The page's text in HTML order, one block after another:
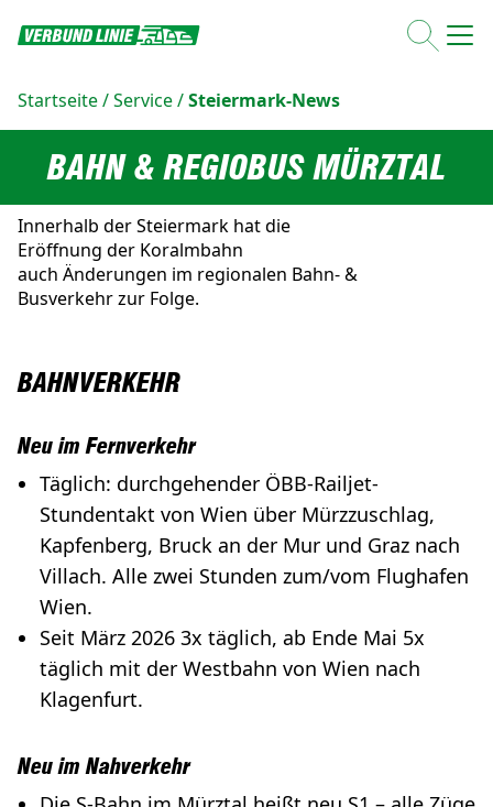
Startseite/Service/Steiermark-News
BAHN & REGIOBUS MÜRZTAL
Innerhalb der Steiermark hat die
Eröffnung der Koralmbahn
auch Änderungen im regionalen Bahn- &
Busverkehr zur Folge.
BAHNVERKEHR
Neu im Fernverkehr
Täglich: durchgehender ÖBB-Railjet-
Stundentakt von Wien über Mürzzuschlag,
Kapfenberg, Bruck an der Mur und Graz nach
Villach. Alle zwei Stunden zum/vom Flughafen
Wien.
Seit März 2026 3x täglich, ab Ende Mai 5x
täglich mit der Westbahn von Wien nach
Klagenfurt.
Neu im Nahverkehr